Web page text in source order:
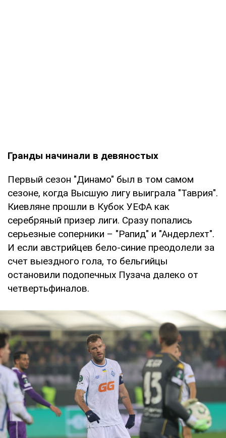
Гранды начинали в девяностых
Первый сезон "Динамо" был в том самом
сезоне, когда Высшую лигу выиграла "Таврия".
Киевляне прошли в Кубок УЕФА как
серебряный призер лиги. Сразу попались
серьезные соперники – "Рапид" и "Андерлехт".
И если австрийцев бело-синие преодолели за
счет выездного гола, то бельгийцы
остановили подопечных Пузача далеко от
четвертьфиналов.